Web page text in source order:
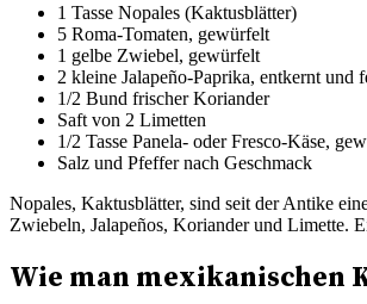
1 Tasse Nopales (Kaktusblätter)
5 Roma-Tomaten, gewürfelt
1 gelbe Zwiebel, gewürfelt
2 kleine Jalapeño-Paprika, entkernt und
1/2 Bund frischer Koriander
Saft von 2 Limetten
1/2 Tasse Panela- oder Fresco-Käse,
Salz und Pfeffer nach Geschmack
Nopales, Kaktusblätter, sind seit der Antike
Zwiebeln, Jalapeños, Koriander und Limette.
Wie man mexikanischen